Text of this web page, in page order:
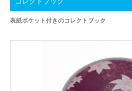
表紙ポケット付きのコレクトブック